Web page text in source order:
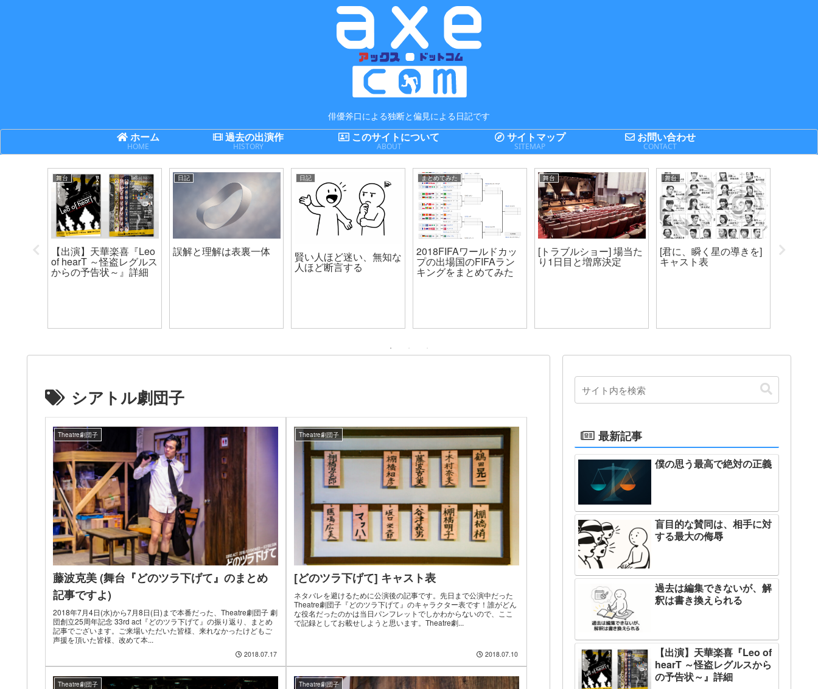
俳優斧口による独断と偏見による日記です
ホーム
HOME
過去の出演作
HISTORY
このサイトについて
ABOUT
サイトマップ
SITEMAP
お問い合わせ
CONTACT
世代機
舞台
【出演】天華楽喜『Leo
of hearT ～怪盗レグルス
からの予告状～』詳細
日記
誤解と理解は表裏一体
日記
賢い人ほど迷い、無知な
人ほど断言する
まとめてみた
2018FIFAワールドカッ
プの出場国のFIFAラン
キングをまとめてみた
舞台
[トラブルショー] 場当た
り1日目と増席決定
舞台
[君に、瞬く星の導きを]
キャスト表
「New
シアトル劇団子
Theatre劇団子
藤波克美 (舞台『どのツラ下げて』のまとめ
記事ですよ)
2018年7月4日(水)から7月8日(日)まで本番だった、Theatre劇団子 劇
団創立25周年記念 33rd act『どのツラ下げて』の振り返り、まとめ
記事でございます。ご来場いただいた皆様、来れなかったけどもご
声援を頂いた皆様、改めて本...
2018.07.17
Theatre劇団子
[どのツラ下げて] キャスト表
ネタバレを避けるために公演後の記事です。先日まで公演中だった
Theatre劇団子『どのツラ下げて』のキャラクター表です！誰がどん
な役名だったのかは当日パンフレットでしかわからないので、ここ
で記録としてお載せしようと思います。Theatre劇...
2018.07.10
Theatre劇団子 Theatre劇団子
最新記事
僕の思う最高で絶対の正義
盲目的な賛同は、相手に対
する最大の侮辱
過去は編集できないが、解
釈は書き換えられる
【出演】天華楽喜『Leo of
hearT ～怪盗レグルスから
の予告状～』詳細